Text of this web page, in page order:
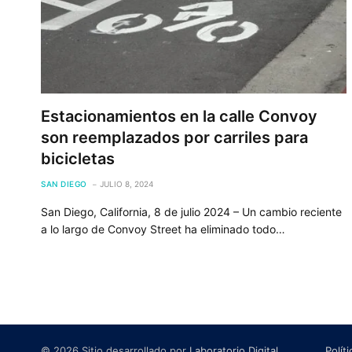
Estacionamientos en la calle Convoy
son reemplazados por carriles para
bicicletas
SAN DIEGO JULIO 8, 2024
San Diego, California, 8 de julio 2024 – Un cambio reciente
a lo largo de Convoy Street ha eliminado todo…